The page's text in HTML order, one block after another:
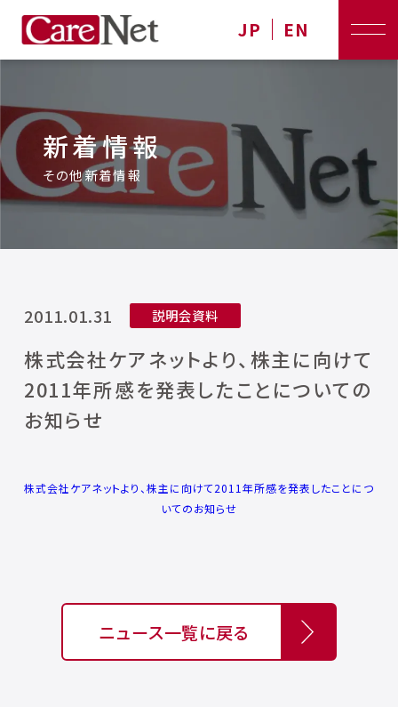
JP EN
新着情報
その他新着情報
2011.01.31 説明会資料
株式会社ケアネットより、株主に向けて
2011年所感を発表したことについての
お知らせ
株式会社ケアネットより、株主に向けて2011年所感を発表したことにつ
いてのお知らせ
ニュース一覧に戻る